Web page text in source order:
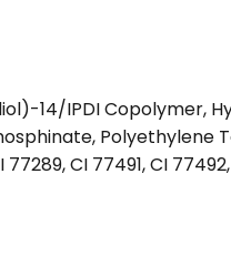
14/IPDI Copolymer,
Polyethylene
77289, CI 77491, CI